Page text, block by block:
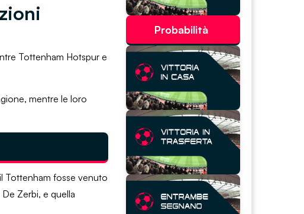
Tottenham Hotspur e
mentre le loro
Tottenham fosse venuto
Zerbi, e quella
Probabilità